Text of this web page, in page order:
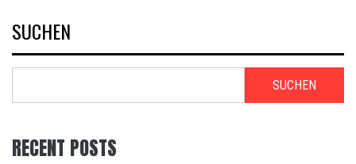
SUCHEN
SUCHEN
RECENT POSTS